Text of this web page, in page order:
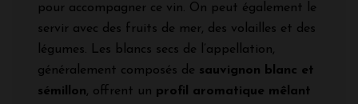
pour accompagner ce vin. On peut également le
servir avec des fruits de mer, des volailles et des
légumes. Les blancs secs de l’appellation,
généralement composés de sauvignon blanc et
sémillon, offrent un profil aromatique mêlant